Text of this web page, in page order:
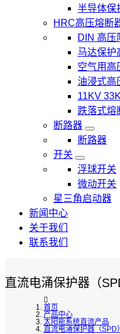
半导体保
HRC高压熔断
DIN 高压
马达保护
空气用高
油浸式高
11KV
跌落式熔
断路器
断路器
开关
浮球开关
微动开关
星三角启动器
新闻中心
关于我们
联系我们
直流电涌保护器（
首页
产品中心
太阳能系统直流产品
直流电涌保护器（SPD）